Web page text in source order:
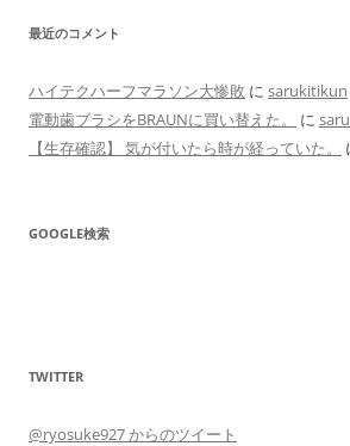
最近のコメント
ハイテクハーフマラソン大惨敗 に sarukitikun
電動歯ブラシをBRAUNに買い替えた。
に
【生存確認】 気が付いたら時が経っていた。
GOOGLE検索
TWITTER
@ryosuke927 からのツイート